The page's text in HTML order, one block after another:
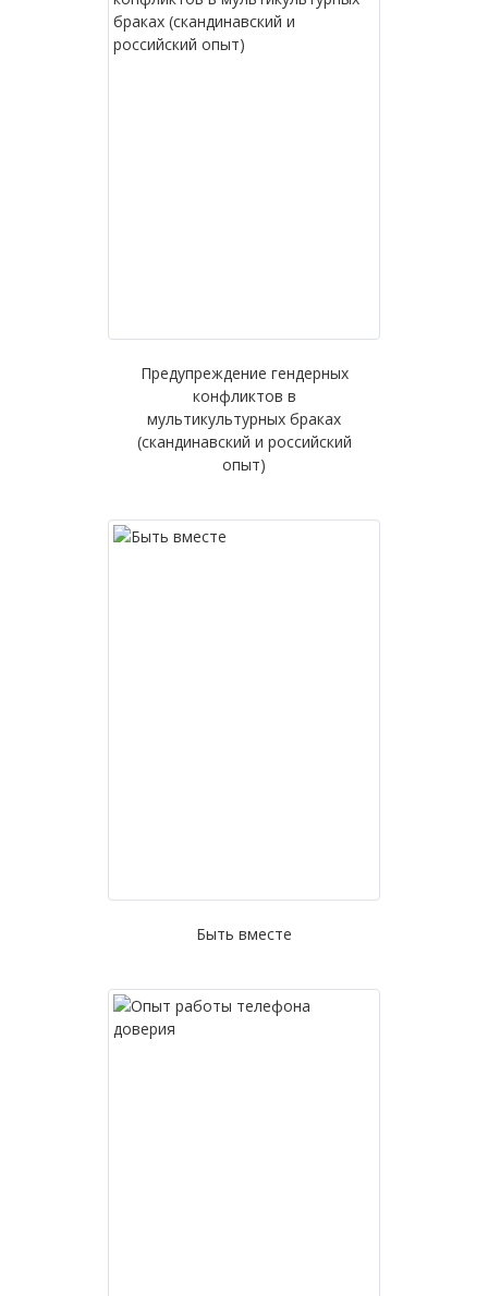
Предупреждение гендерных
конфликтов в
мультикультурных браках
(скандинавский и российский
опыт)
Быть вместе